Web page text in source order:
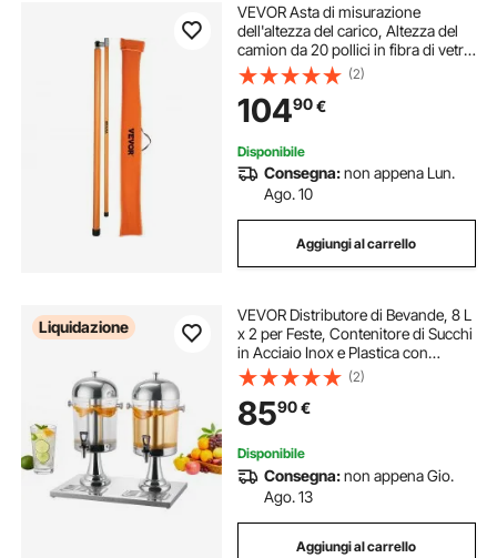
VEVOR Asta di misurazione
dell'altezza del carico, Altezza del
camion da 20 pollici in fibra di vetro
con asta regolabile, Asta di
misurazione dell'altezza del camion
non conduttivo
(2)
10490€
Disponibile
Consegna:non appena Lun.
Ago. 10
Aggiungi al carrello
Liquidazione
VEVOR Distributore di Bevande, 8 L
x 2 per Feste, Contenitore di Succhi
in Acciaio Inox e Plastica con
Rubinetto per Camera del Ghiaccio,
Distributore Monocilindrico di Tè,
Limonata, per Ristoranti
(2)
8590€
Disponibile
Consegna:non appena Gio.
Ago. 13
Aggiungi al carrello